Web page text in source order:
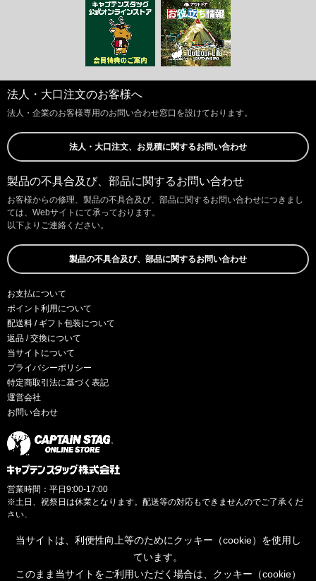
法人・大口注文のお客様へ
法人・企業のお客様専用のお問い合わせ窓口を設けております。
法人・大口注文、お見積に関するお問い合わせ
製品の不具合及び、部品に関するお問い合わせ
お客様からの修理、製品の不具合及び、部品に関するお問い合わせにつきまし
ては、Webサイトにて承っております。
以下よりご連絡ください。
製品の不具合及び、部品に関するお問い合わせ
お支払について
ポイント利用について
配送料 / ギフト包装について
返品 / 交換について
当サイトについて
プライバシーポリシー
特定商取引法に基づく表記
運営会社
お問い合わせ
営業時間：平日9:00-17:00
※土日、祝祭日は休業となります。配送等の対応もできませんのでご了承くだ
さい。
当サイトは、利便性向上等のためにクッキー（cookie）を使用し
ています。
このまま当サイトをご利用いただく場合は、クッキー（cookie）